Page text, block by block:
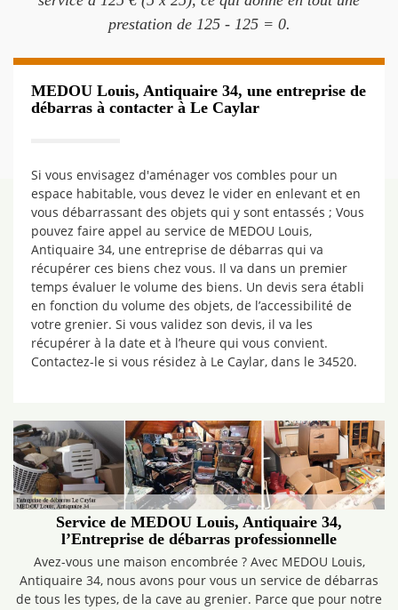
prestation de 125 - 125 = 0.
MEDOU Louis, Antiquaire 34, une entreprise de
débarras à contacter à Le Caylar
Si vous envisagez d'aménager vos combles pour un
espace habitable, vous devez le vider en enlevant et en
vous débarrassant des objets qui y sont entassés ; Vous
pouvez faire appel au service de MEDOU Louis,
Antiquaire 34, une entreprise de débarras qui va
récupérer ces biens chez vous. Il va dans un premier
temps évaluer le volume des biens. Un devis sera établi
en fonction du volume des objets, de l’accessibilité de
votre grenier. Si vous validez son devis, il va les
récupérer à la date et à l’heure qui vous convient.
Contactez-le si vous résidez à Le Caylar, dans le 34520.
Service de MEDOU Louis, Antiquaire 34,
l’Entreprise de débarras professionnelle
Avez-vous une maison encombrée ? Avec MEDOU Louis,
Antiquaire 34, nous avons pour vous un service de débarras
de tous les types, de la cave au grenier. Parce que pour notre